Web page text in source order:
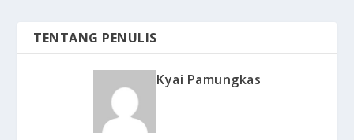
TENTANG PENULIS
Kyai Pamungkas